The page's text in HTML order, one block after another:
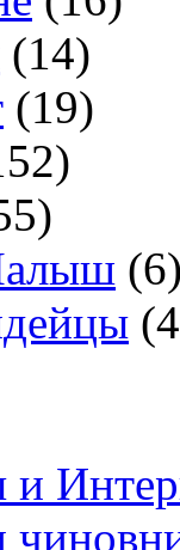
(14)
(19)